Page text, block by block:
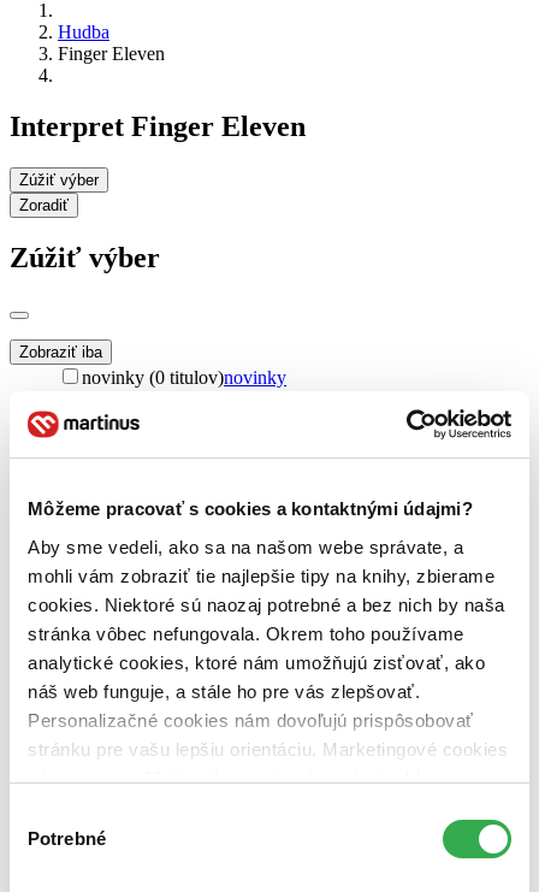
Môžeme pracovať s cookies a kontaktnými údajmi?
Aby sme vedeli, ako sa na našom webe správate, a
mohli vám zobraziť tie najlepšie tipy na knihy, zbierame
cookies. Niektoré sú naozaj potrebné a bez nich by naša
stránka vôbec nefungovala. Okrem toho používame
analytické cookies, ktoré nám umožňujú zisťovať, ako
náš web funguje, a stále ho pre vás zlepšovať.
Personalizačné cookies nám dovoľujú prispôsobovať
stránku pre vašu lepšiu orientáciu. Marketingové cookies
nám zas umožňujú zobrazenie relevantnej reklamy.
nám pomohlo, keby sme mohli používať všetky tieto
súhlasu
Potrebné
Hudba
Finger Eleven
Interpret Finger Eleven
Zúžiť výber
Zoradiť
Zúžiť výber
Zobraziť iba
novinky (0 titulov)novinky
Dostupnosť
pripravujeme (0 titulov)pripravujeme
dostupná (bez vypredaných) (0 titulov)dostupná (bez
Nové / čítané
nová (0 titulov)nová
čítaná (0 titulov)čítaná
čítaná - výborný stav (0 titulov)
čítaná - výborný stav
čítaná - mierne opotrebovaná (0 titulov)čítaná - mierne
opotrebovaná
čítané verzie vypredaných kníh (0 titulov)čítané verzie